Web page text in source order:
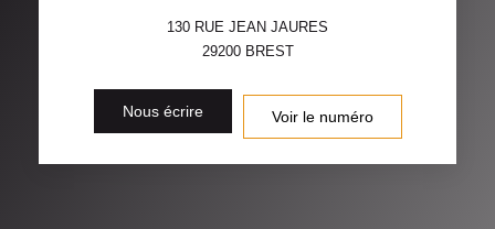
130 RUE JEAN JAURES
29200 BREST
Nous écrire Voir le numéro